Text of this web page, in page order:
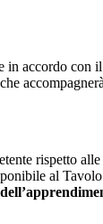
accordo con
rispetto
al